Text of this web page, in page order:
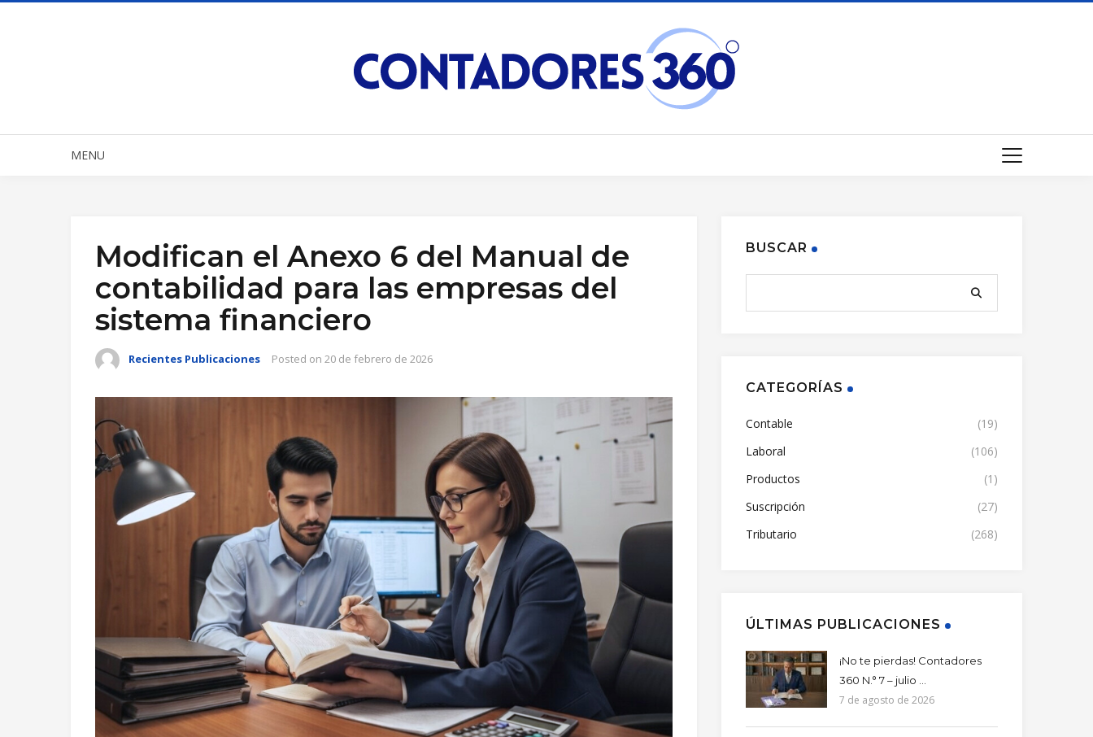
MENU
Modifican el Anexo 6 del Manual de
contabilidad para las empresas del
sistema financiero
Recientes Publicaciones Posted on 20 de febrero de 2026
BUSCAR
CATEGORÍAS
Contable
(19)
Laboral
(106)
Productos
(1)
Suscripción
(27)
Tributario
(268)
ÚLTIMAS PUBLICACIONES
¡No te pierdas! Contadores
360 N.° 7 – julio ...
7 de agosto de 2026